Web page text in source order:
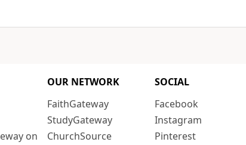
on
OUR NETWORK
FaithGateway
StudyGateway
ChurchSource
SOCIAL
Facebook
Instagram
Pinterest